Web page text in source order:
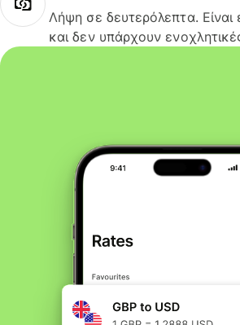
Λήψη σε δευτερόλεπτα.
και δεν υπάρχουν